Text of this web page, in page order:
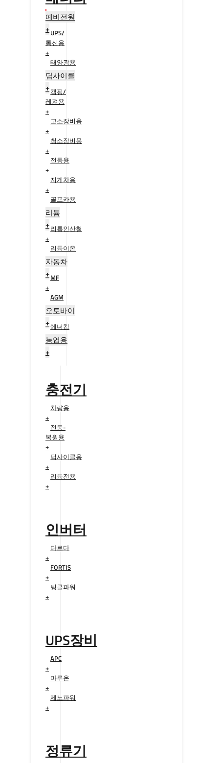
예비전원
+UPS/
통신용
+
태양광용
+
딥사이클
+캠핑/
레져용
+
고소장비용
+
청소장비용
+
전동용
+
지게차용
+
골프카용
+
리튬
+리튬인산철
+
리튬이온
+
자동차
+MF
+
AGM
+
오토바이
+에너킹
+
농업용
+
충전기
차량용
+
전동-
복원용
+
딥사이클용
+
리튬전용
+
인버터
다르다
+
FORTIS
+
팅클파워
+
UPS장비
APC
+
마루온
+
제노파워
+
정류기